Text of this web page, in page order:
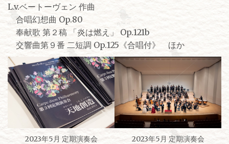
L.v.ベートーヴェン 作曲
合唱幻想曲 Op.80
奉献歌 第２稿 「炎は燃え」 Op.121b
交響曲第９番 二短調 Op.125《合唱付》 ほか
2023年5月 定期演奏会 2023年5月 定期演奏会